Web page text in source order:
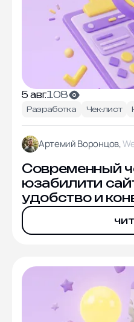
5 авг.108
Разработка Чек-лист
Артемий Воронцов,
Современный
юзабилити
удобство и